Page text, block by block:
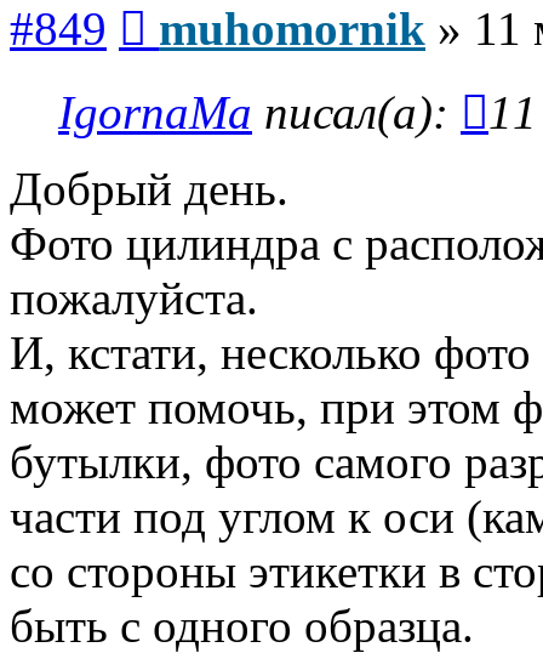
#849 muhomornik » 11
IgornaMa писал(а):
Добрый день.
Фото цилиндра с
пожалуйста.
И, кстати, несколько
может помочь, при этом
бутылки, фото самого
части под углом к оси
со стороны этикетки в
быть с одного образца.